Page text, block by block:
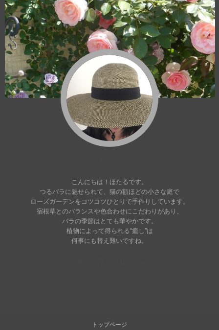
こんにちは！ほたるです。
つるバラに魅せられて、猫の額ほどの小さな庭で
ローズガーデンをコツコツひとりで手作りしています。
宿根草とのバランスや色合わせにこだわりがあり、
バラの季節はとても華やかです。
植物によって得られる“癒し”は
何事にも替え難いですね。
トップページ